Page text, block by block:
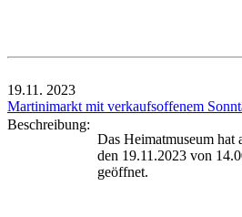
19.11. 2023
Martinimarkt mit verkaufsoffenem
Beschreibung:
Das Heimatmuseum hat
den 19.11.2023 von
geöffnet.